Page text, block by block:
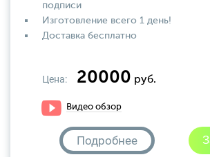
подписи
Изготовление всего 1 день!
Доставка бесплатно
Цена: 20000 руб.
Видео обзор
Подробнее